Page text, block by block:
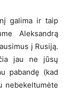
galima ir taip
Aleksandrą
į Rusiją.
jau ne jūsų
pabandę (kad
nebekeltumėte